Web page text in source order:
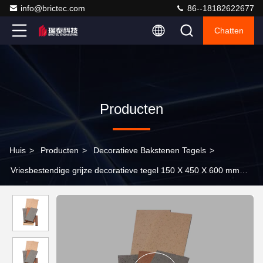
info@brictec.com 86--18182622677
Chatten
Producten
Huis > Producten > Decoratieve Bakstenen Tegels >
Vriesbestendige grijze decoratieve tegel 150 X 450 X 600 mm